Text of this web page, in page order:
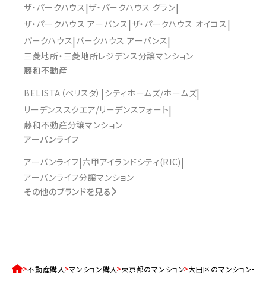
ザ・パークハウス ザ・パークハウス グラン
ザ・パークハウス アーバンス ザ・パークハウス オイコス
パークハウス パークハウス アーバンス
三菱地所・三菱地所レジデンス分譲マンション
藤和不動産
BELISTA（ベリスタ） シティホームズ/ホームズ
リーデンススクエア/リーデンスフォート
藤和不動産分譲マンション
アーバンライフ
アーバンライフ 六甲アイランドシティ(RIC)
アーバンライフ分譲マンション
その他のブランドを見る
不動産購入 マンション購入 東京都のマンション 大田区のマンション一